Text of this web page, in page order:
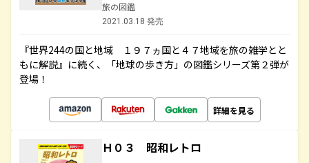
旅の図鑑
2021.03.18 発売
『世界244の国と地域 １９７ヵ国と４７地域を旅の雑学とと
もに解説』に続く、「地球の歩き方」の図鑑シリーズ第２弾が
登場！
詳細を見る
Ｈ０３ 昭和レトロ